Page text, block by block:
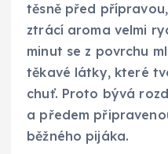
těsně před
ztrácí aroma velmi
minut se z povrchu
těkavé látky, které
chuť. Proto bývá
a předem
běžného pijáka.